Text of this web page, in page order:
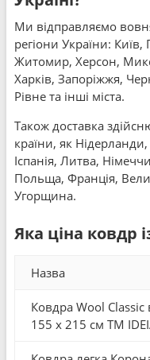
Ми відправляємо
регіони України:
Житомир, Херсон,
Харків, Запоріжжя,
Рівне та інші міста.
Також доставка
країни, як
Іспанія, Литва,
Польща, Франція,
Угорщина.
Яка ціна ковдр
Назва
Ковдра Wool
155 x 215 см TM